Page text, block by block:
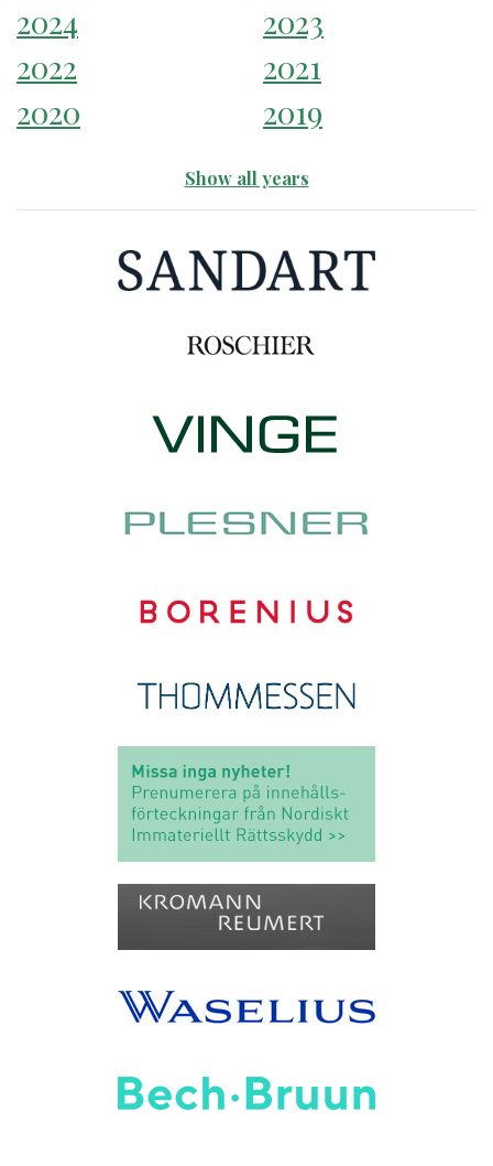
2024
2023
2022
2021
2020
2019
Show all years